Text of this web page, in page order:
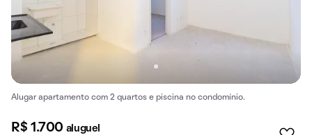
Alugar apartamento com 2 quartos e piscina no condomínio.
R$ 1.700 aluguel